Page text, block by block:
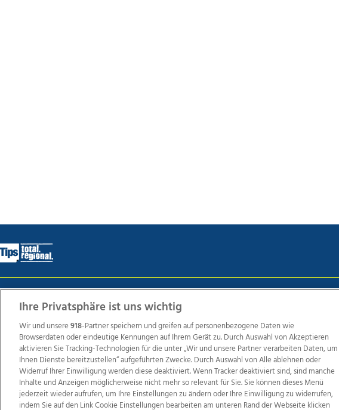
Wir über uns Mediadaten Kontakt
Weitere Angebote
TV1 di-mog-i.at OÖNow Ischler Woche Life Radio
Regionaljobs
Ihre Privatsphäre ist uns wichtig
Wir und unsere918-Partner speichern und greifen auf personenbezogene Daten wie
Browserdaten oder eindeutige Kennungen auf Ihrem Gerät zu. Durch Auswahl von Akzeptieren
aktivieren Sie Tracking-Technologien für die unter „Wir und unsere Partner verarbeiten Daten, um
Ihnen Dienste bereitzustellen“ aufgeführten Zwecke. Durch Auswahl von Alle ablehnen oder
Widerruf Ihrer Einwilligung werden diese deaktiviert. Wenn Tracker deaktiviert sind, sind manche
Inhalte und Anzeigen möglicherweise nicht mehr so relevant für Sie. Sie können dieses Menü
jederzeit wieder aufrufen, um Ihre Einstellungen zu ändern oder Ihre Einwilligung zu widerrufen,
indem Sie auf den Link Cookie Einstellungen bearbeiten am unteren Rand der Webseite klicken